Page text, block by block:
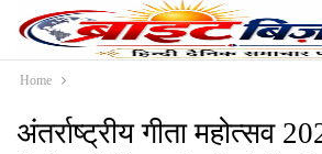
Home
अंतर्राष्ट्रीय गीता महोत्सव